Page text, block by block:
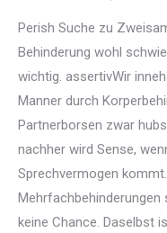
Perish Suche zu
Behinderung wohl
wichtig. assertivWir
Manner durch
Partnerborsen zwar
nachher wird Sense,
Sprechvermogen
Mehrfachbehinderungen
keine Chance. Daselbst